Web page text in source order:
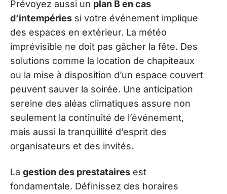
Prévoyez aussi un plan B en cas
d’intempéries si votre événement implique
des espaces en extérieur. La météo
imprévisible ne doit pas gâcher la fête. Des
solutions comme la location de chapiteaux
ou la mise à disposition d’un espace couvert
peuvent sauver la soirée. Une anticipation
sereine des aléas climatiques assure non
seulement la continuité de l’événement,
mais aussi la tranquillité d’esprit des
organisateurs et des invités.
La gestion des prestataires est
fondamentale. Définissez des horaires